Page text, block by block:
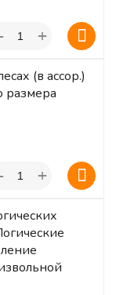
+
(в ассор.)
размера
+